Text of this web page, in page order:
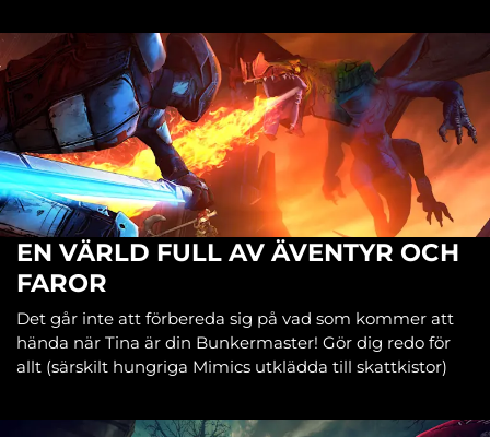
EN VÄRLD FULL AV ÄVENTYR OCH
FAROR
Det går inte att förbereda sig på vad som kommer att
hända när Tina är din Bunkermaster! Gör dig redo för
allt (särskilt hungriga Mimics utklädda till skattkistor)